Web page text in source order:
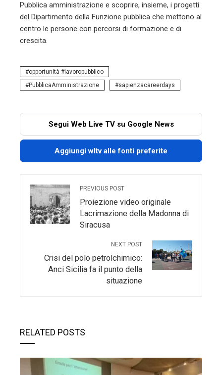
Pubblica amministrazione e scoprire, insieme, i progetti
del Dipartimento della Funzione pubblica che mettono al
centro le persone con percorsi di formazione e di
crescita.
opportunità #lavoropubblico
PubblicaAmministrazione
sapienzacareerdays
Segui Web Live TV su Google News
Aggiungi wltv alle fonti preferite
PREVIOUS POST
Proiezione video originale
Lacrimazione della Madonna di
Siracusa
NEXT POST
Crisi del polo petrolchimico:
Anci Sicilia fa il punto della
situazione
RELATED POSTS